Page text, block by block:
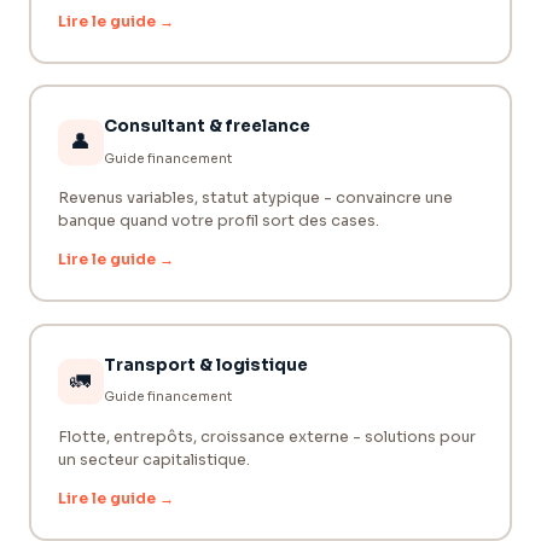
Lire le guide →
👤
Consultant & freelance
Guide financement
Revenus variables, statut atypique - convaincre une
banque quand votre profil sort des cases.
Lire le guide →
🚛
Transport & logistique
Guide financement
Flotte, entrepôts, croissance externe - solutions pour
un secteur capitalistique.
Lire le guide →